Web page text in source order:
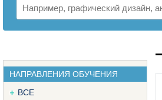
НАПРАВЛЕНИЯ ОБУЧЕНИЯ
ВСЕ